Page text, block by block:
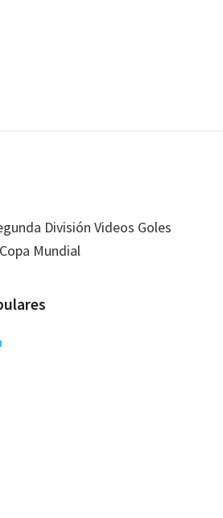
División Videos Goles
Mundial